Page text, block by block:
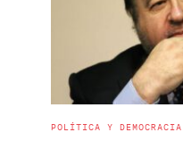
POLÍTICA Y DEMOCRACIA